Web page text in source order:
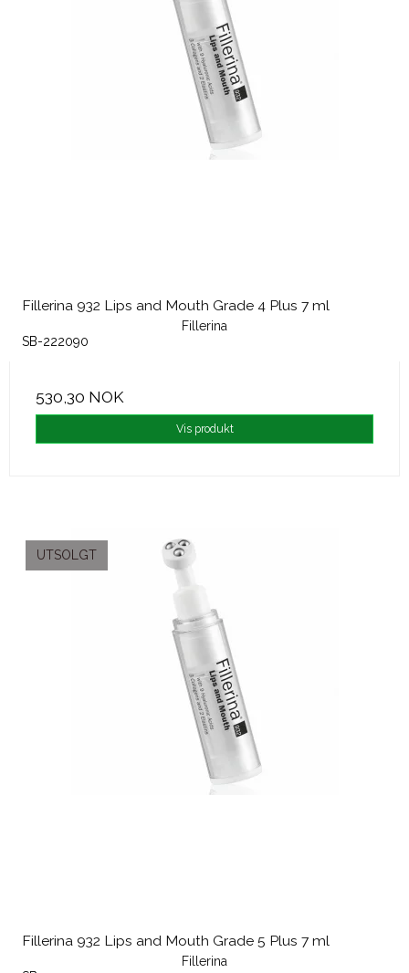
Fillerina 932 Lips and Mouth Grade 4 Plus 7 ml
Fillerina
SB-222090
530,30 NOK
Vis produkt
UTSOLGT
Fillerina 932 Lips and Mouth Grade 5 Plus 7 ml
Fillerina